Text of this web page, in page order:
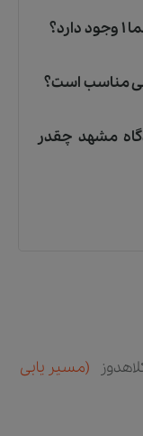
۱ تا فرودگاه مشهد چقدر
(مسیر یابی